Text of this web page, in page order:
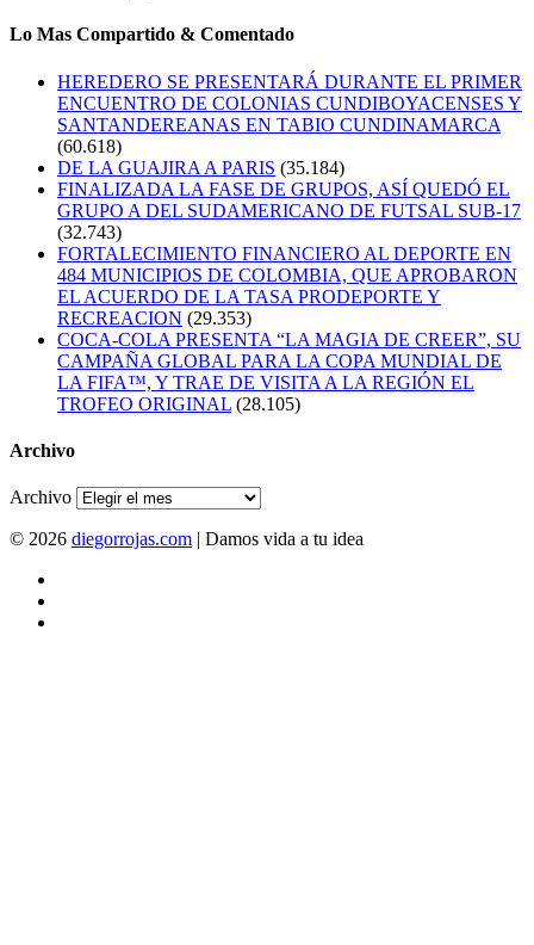
Lo Mas Compartido & Comentado
HEREDERO SE PRESENTARÁ DURANTE EL PRIMER
ENCUENTRO DE COLONIAS CUNDIBOYACENSES Y
SANTANDEREANAS EN TABIO CUNDINAMARCA
(60.618)
DE LA GUAJIRA A PARIS (35.184)
FINALIZADA LA FASE DE GRUPOS, ASÍ QUEDÓ EL
GRUPO A DEL SUDAMERICANO DE FUTSAL SUB-17
(32.743)
FORTALECIMIENTO FINANCIERO AL DEPORTE EN
484 MUNICIPIOS DE COLOMBIA, QUE APROBARON
EL ACUERDO DE LA TASA PRODEPORTE Y
RECREACION (29.353)
COCA-COLA PRESENTA “LA MAGIA DE CREER”, SU
CAMPAÑA GLOBAL PARA LA COPA MUNDIAL DE
LA FIFA™, Y TRAE DE VISITA A LA REGIÓN EL
TROFEO ORIGINAL (28.105)
Archivo
Archivo
© 2026 diegorrojas.com | Damos vida a tu idea